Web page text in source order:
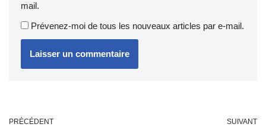
mail.
Prévenez-moi de tous les nouveaux articles par e-mail.
PRÉCÉDENT SUIVANT